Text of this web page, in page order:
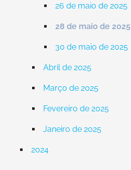
26 de maio de 2025
28 de maio de 2025
30 de maio de 2025
Abril de 2025
Março de 2025
Fevereiro de 2025
Janeiro de 2025
2024